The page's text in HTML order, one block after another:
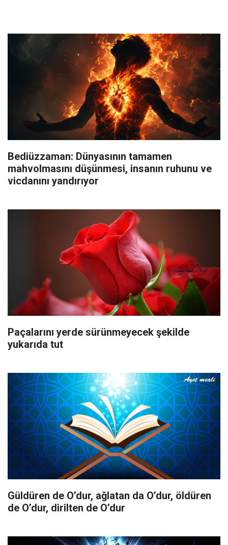
Bediüzzaman: Dünyasının tamamen
mahvolmasını düşünmesi, insanın ruhunu ve
vicdanını yandırıyor
Paçalarını yerde sürünmeyecek şekilde
yukarıda tut
Güldüren de O’dur, ağlatan da O’dur, öldüren
de O’dur, dirilten de O’dur